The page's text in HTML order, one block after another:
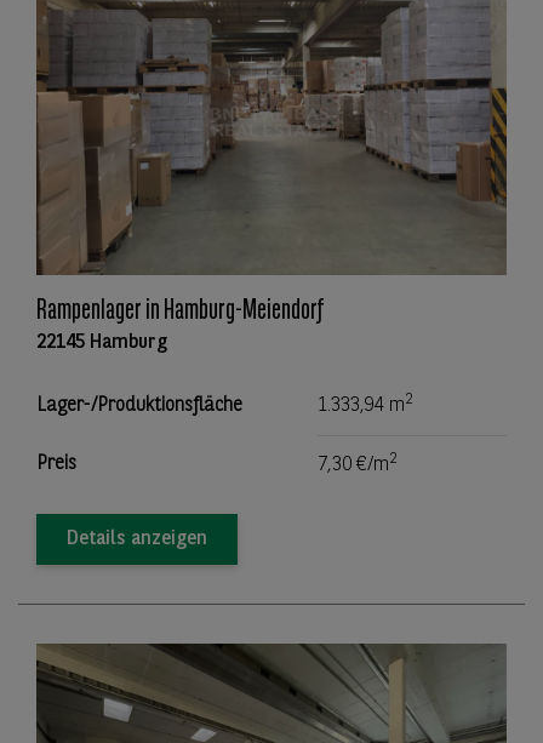
Rampenlager in Hamburg-Meiendorf
22145 Hamburg
Lager-/Produktionsfläche 1.333,94 m2
Preis 7,30 €/m2
Details anzeigen